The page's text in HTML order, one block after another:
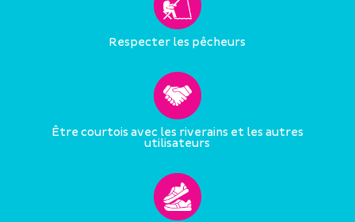
Respecter les pêcheurs
Être courtois avec les riverains et les autres
utilisateurs